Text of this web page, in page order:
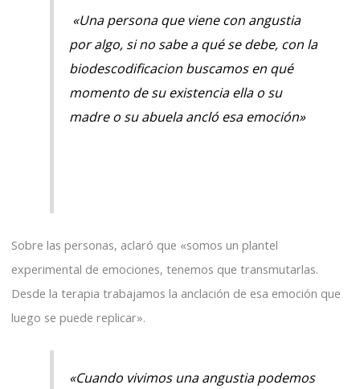
«Una persona que viene con angustia
por algo, si no sabe a qué se debe, con la
biodescodificacion buscamos en qué
momento de su existencia ella o su
madre o su abuela ancló esa emoción»
Sobre las personas, aclaró que «somos un plantel
experimental de emociones, tenemos que transmutarlas.
Desde la terapia trabajamos la anclación de esa emoción que
luego se puede replicar».
«Cuando vivimos una angustia podemos